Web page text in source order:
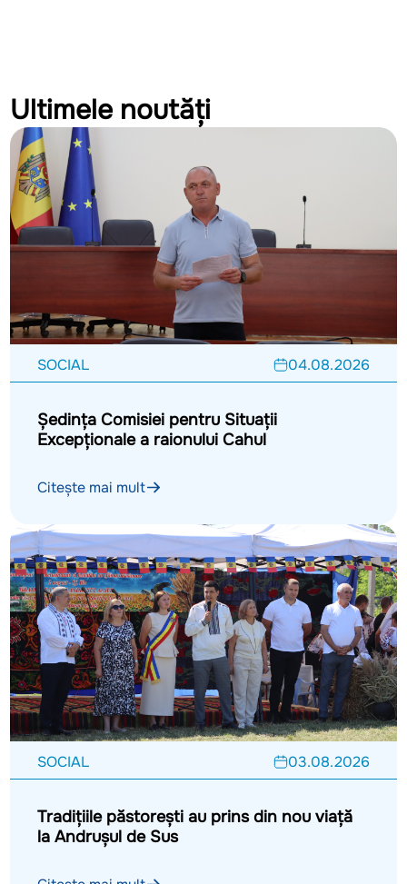
Ultimele noutăți
SOCIAL 04.08.2026
Ședința Comisiei pentru Situații
Excepționale a raionului Cahul
Citește mai mult
SOCIAL 03.08.2026
Tradițiile păstorești au prins din nou viață
la Andrușul de Sus